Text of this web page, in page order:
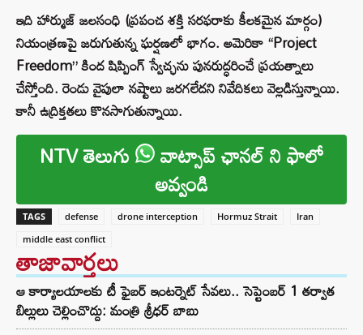
ఇది హార్ముజ్ జలసంధి (ప్రపంచ శక్తి సరఫరాకు కీలకమైన మార్గం)
నియంత్రణపై జరుగుతున్న ఘర్షణలో భాగం. అమెరికా “Project
Freedom” కింద షిప్పింగ్ స్వేచ్ఛను పునరుద్ధరించే ప్రయత్నాలు
చేస్తోంది. రెండు వైపులా నష్టాలు జరగలేదని నివేదికలు వెల్లడిస్తున్నాయి.
కానీ ఉద్రిక్తతలు కొనసాగుతున్నాయి.
NTV తెలుగు వాట్సాప్ ఛానల్ ని ఫాలో
అవ్వండి
TAGS defense drone interception Hormuz Strait
Iran
middle east conflict
తాజావార్తలు
ఆ కార్యాలయాలకు టీ ఫైబర్ ఇంటర్నెట్ సేవలు.. సెప్టెంబర్ 1 తర్వాత
బిల్లులు చెల్లించొద్దు: మంత్రి శ్రీధర్ బాబు